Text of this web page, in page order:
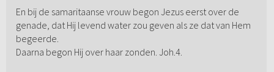
En bij de samaritaanse vrouw begon Jezus eerst over de
genade, dat Hij levend water zou geven als ze dat van Hem
begeerde.
Daarna begon Hij over haar zonden. Joh.4.